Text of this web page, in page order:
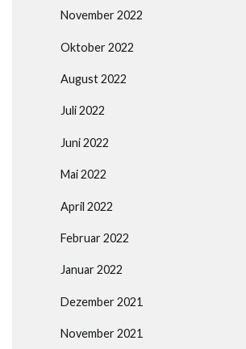
November 2022
Oktober 2022
August 2022
Juli 2022
Juni 2022
Mai 2022
April 2022
Februar 2022
Januar 2022
Dezember 2021
November 2021